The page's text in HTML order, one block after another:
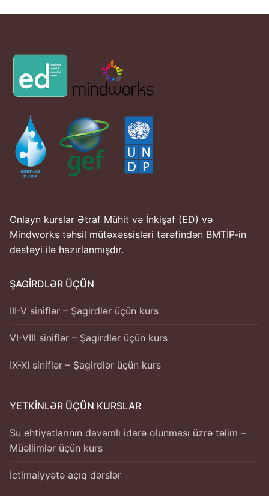
Onlayn kurslar Ətraf Mühit və İnkişaf (ED) və
Mindworks təhsil mütəxəssisləri tərəfindən BMTİP-in
dəstəyi ilə hazırlanmışdır.
ŞAGIRDLƏR ÜÇÜN
III-V siniflər – Şagirdlər üçün kurs
VI-VIII siniflər – Şagirdlər üçün kurs
IX-XI siniflər – Şagirdlər üçün kurs
YETKINLƏR ÜÇÜN KURSLAR
Su ehtiyatlarının davamlı idarə olunması üzrə təlim –
Müəllimlər üçün kurs
İctimaiyyətə açıq dərslər